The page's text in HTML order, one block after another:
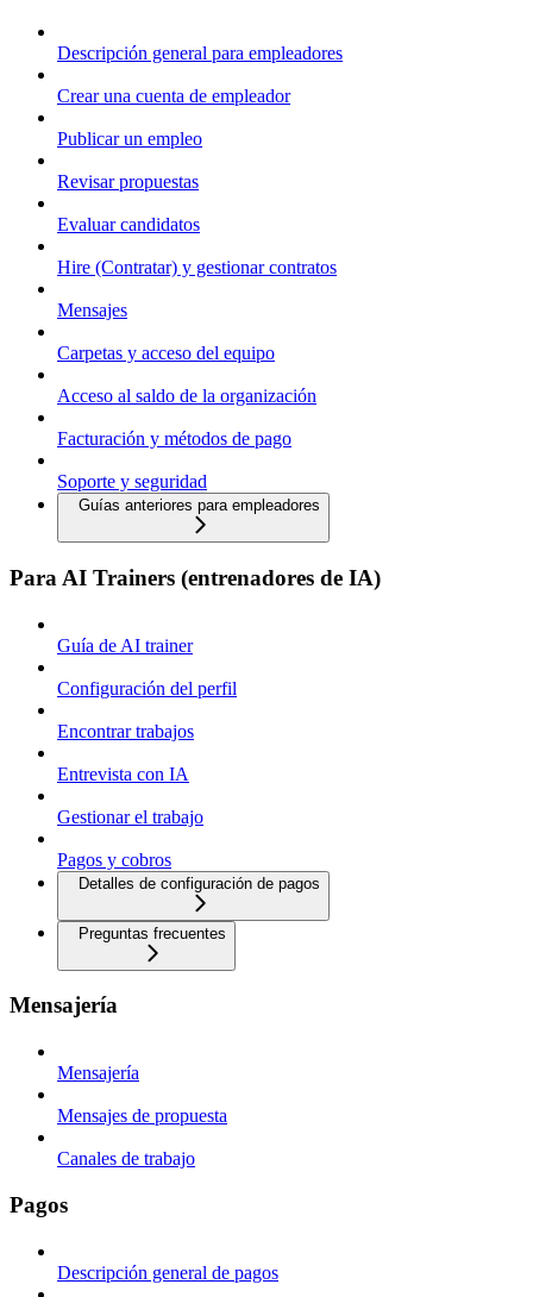
Descripción general para empleadores
Crear una cuenta de empleador
Publicar un empleo
Revisar propuestas
Evaluar candidatos
Hire (Contratar) y gestionar contratos
Mensajes
Carpetas y acceso del equipo
Acceso al saldo de la organización
Facturación y métodos de pago
Soporte y seguridad
Guías anteriores para empleadores
Para AI Trainers (entrenadores de IA)
Guía de AI trainer
Configuración del perfil
Encontrar trabajos
Entrevista con IA
Gestionar el trabajo
Pagos y cobros
Detalles de configuración de pagos
Preguntas frecuentes
Mensajería
Mensajería
Mensajes de propuesta
Canales de trabajo
Pagos
Descripción general de pagos